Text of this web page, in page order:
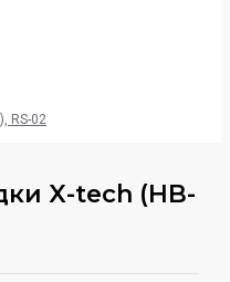
RS-02
X-tech (HB-